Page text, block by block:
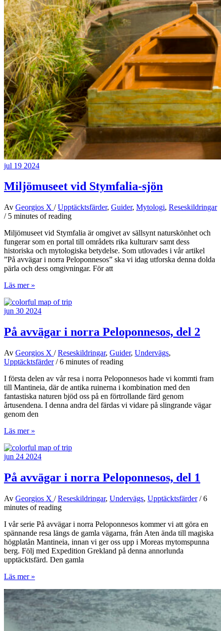
jul 19 2024
Miljömuseet vid Stymfalia-sjön
Av Georgios X /Upptäcktsfärder, Guider, Mytologi, Reseskildringar
/ 5 minutes of reading
Miljömuseet vid Stymfalia är omgivet av sällsynt naturskönhet och
fungerar som en portal till områdets rika kulturarv samt dess
historiska och mytologiska betydelse. Som utlovades i vår artikel
”På avvägar i norra Peloponnesos” ska vi idag utforska denna dolda
pärla och dess omgivningar. För att
Miljömuseet
Stymfalia-
sjön
Läs mer »
jun 30 2024
På avvägar i norra Peloponnesos, del 2
Av Georgios X /Reseskildringar, Guider, Undervägs,
Upptäcktsfärder/6 minutes of reading
I första delen av vår resa i norra Peloponnesos hade vi kommti fram
till Mantineia, där de antika ruinerna i kombination med den
fantastiska naturen bjöd oss på en förtrollande färd genom
årtusendena. I denna andra del färdas vi vidare på slingrande vägar
genom den
På
i
norra
del
2
Läs mer »
jun 24 2024
På avvägar i norra Peloponnesos, del 1
Av Georgios X /Reseskildringar, Undervägs, Upptäcktsfärder/6
minutes of reading
I vår serie På avvägar i norra Peloponnesos kommer vi att göra en
spännande resa längs de gamla vägarna, från Aten ända till magiska
högplatån Mantineia, innan vi ger oss upp i Moreas mytomspunna
berg. Följ med Expedition Grekland på denna annorlunda
upptäcktsfärd. Den gamla
På
i
norra
Peloponnesos,
del
Läs mer »